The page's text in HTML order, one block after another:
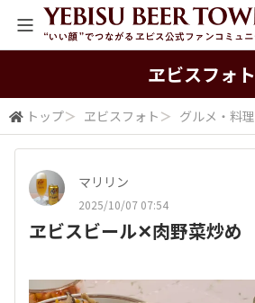
ヱビスフォト
トップ＞ ヱビスフォト ＞ グルメ・料理
マリリン
2025/10/07 07:54
ヱビスビール✕肉野菜炒め